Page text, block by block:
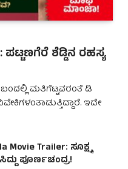
ಪಟ್ಟಣಗೆರೆ ಶೆಡ್ಡಿನ ರಹಸ್ಯ
ಮತಿಗೆಟ್ಟವರಂತೆ ಡಿ
ಇದೇ
Movie Trailer: ಸೂಕ್ಷ್ಮ
ಪೂರ್ಣಚಂದ್ರ!